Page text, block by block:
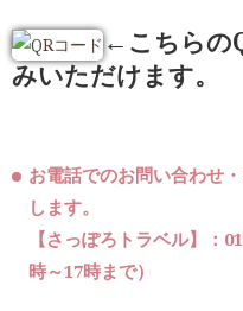
←こちらの
みいただけます。
お電話でのお問い合わせ
します。
【さっぽろトラベル】：
時～17時まで）